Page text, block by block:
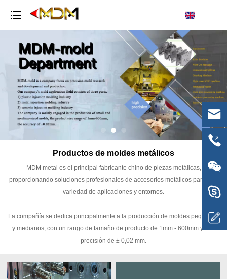
Productos de moldes metálicos
MDM metal es el principal fabricante chino de piezas metálicas,
proporcionando soluciones profesionales de accesorios metálicos para una
variedad de aplicaciones y entornos.
La compañía se dedica principalmente a la producción de moldes pequeños
y medianos, con un rango de tamaño de producto de 1mm - 600mm y una
precisión de ± 0,02 mm.